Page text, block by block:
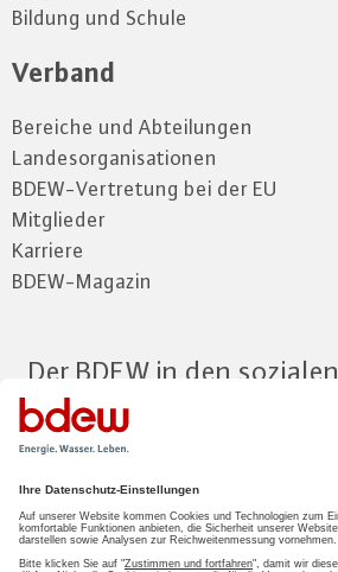
Bildung und Schule
Verband
Bereiche und Abteilungen
Landesorganisationen
BDEW-Vertretung bei der EU
Mitglieder
Karriere
BDEW-Magazin
Der BDEW in den
Zum